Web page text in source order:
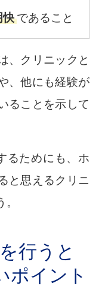
快であること
、クリニックと
、他にも経験が
ることを示して
るためにも、ホ
と思えるクリニ
行うと
ポイント